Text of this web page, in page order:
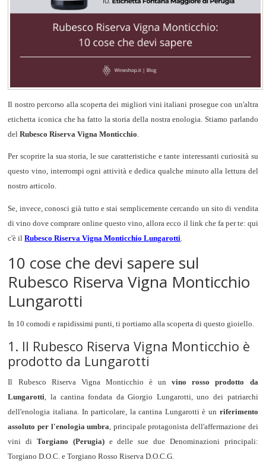
IL TUO VINO
Il nostro percorso alla scoperta dei migliori vini italiani prosegue con un'altra
etichetta iconica che ha fatto la storia della nostra enologia. Stiamo parlando
delRubesco Riserva Vigna Monticchio.
Per scoprire la sua storia, le sue caratteristiche e tante interessanti curiosità su
questo vino, interrompi ogni attività e dedica qualche minuto alla lettura del
nostro articolo.
Se, invece, conosci già tutto e stai semplicemente cercando un sito di vendita
di vino dove comprare online questo vino, allora ecco il link che fa per te: qui
c'è ilRubesco Riserva Vigna Monticchio Lungarotti.
10 cose che devi sapere sul
Rubesco Riserva Vigna Monticchio
Lungarotti
In 10 comodi e rapidissimi punti, ti portiamo alla scoperta di questo gioiello.
1. Il Rubesco Riserva Vigna Monticchio è
prodotto da Lungarotti
Il Rubesco Riserva Vigna Monticchio è unvino rosso prodotto da
Lungarotti, la cantina fondata da Giorgio Lungarotti, uno dei patriarchi
dell'enologia italiana. In particolare, la cantina Lungarotti è un riferimento
assoluto per l'enologia umbra, principale protagonista dell'affermazione dei
vini diTorgiano (Perugia)e delle sue due Denominazioni principali:
Torgiano D.O.C. e Torgiano Rosso Riserva D.O.C.G.